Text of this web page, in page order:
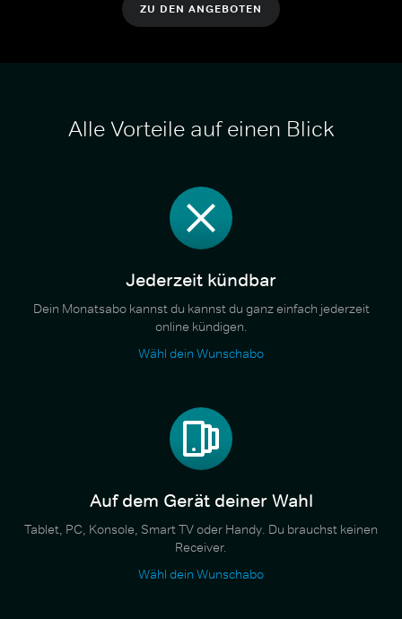
ZU DEN ANGEBOTEN
Alle Vorteile auf einen Blick
Jederzeit kündbar
Dein Monatsabo kannst du kannst du ganz einfach jederzeit
online kündigen.
Wähl dein Wunschabo
Auf dem Gerät deiner Wahl
Tablet, PC, Konsole, Smart TV oder Handy. Du brauchst keinen
Receiver.
Wähl dein Wunschabo